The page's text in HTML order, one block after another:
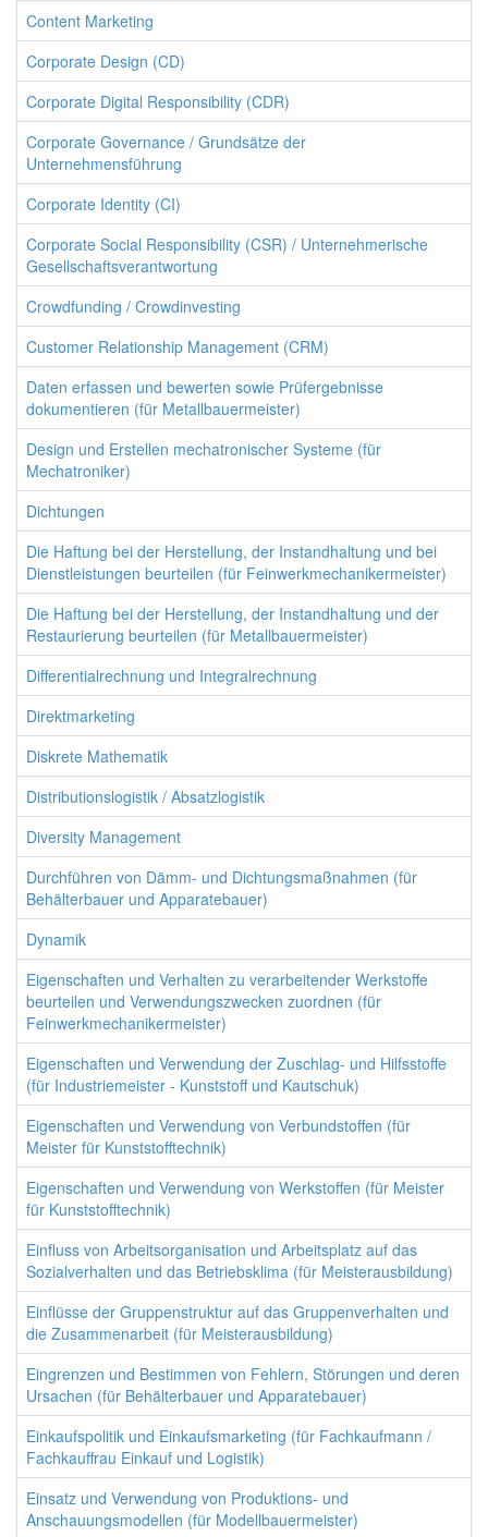
Content Marketing
Corporate Design (CD)
Corporate Digital Responsibility (CDR)
Corporate Governance / Grundsätze der
Unternehmensführung
Corporate Identity (CI)
Corporate Social Responsibility (CSR) / Unternehmerische
Gesellschaftsverantwortung
Crowdfunding / Crowdinvesting
Customer Relationship Management (CRM)
Daten erfassen und bewerten sowie Prüfergebnisse
dokumentieren (für Metallbauermeister)
Design und Erstellen mechatronischer Systeme (für
Mechatroniker)
Dichtungen
Die Haftung bei der Herstellung, der Instandhaltung und bei
Dienstleistungen beurteilen (für Feinwerkmechanikermeister)
Die Haftung bei der Herstellung, der Instandhaltung und der
Restaurierung beurteilen (für Metallbauermeister)
Differentialrechnung und Integralrechnung
Direktmarketing
Diskrete Mathematik
Distributionslogistik / Absatzlogistik
Diversity Management
Durchführen von Dämm- und Dichtungsmaßnahmen (für
Behälterbauer und Apparatebauer)
Dynamik
Eigenschaften und Verhalten zu verarbeitender Werkstoffe
beurteilen und Verwendungszwecken zuordnen (für
Feinwerkmechanikermeister)
Eigenschaften und Verwendung der Zuschlag- und Hilfsstoffe
(für Industriemeister - Kunststoff und Kautschuk)
Eigenschaften und Verwendung von Verbundstoffen (für
Meister für Kunststofftechnik)
Eigenschaften und Verwendung von Werkstoffen (für Meister
für Kunststofftechnik)
Einfluss von Arbeitsorganisation und Arbeitsplatz auf das
Sozialverhalten und das Betriebsklima (für Meisterausbildung)
Einflüsse der Gruppenstruktur auf das Gruppenverhalten und
die Zusammenarbeit (für Meisterausbildung)
Eingrenzen und Bestimmen von Fehlern, Störungen und deren
Ursachen (für Behälterbauer und Apparatebauer)
Einkaufspolitik und Einkaufsmarketing (für Fachkaufmann /
Fachkauffrau Einkauf und Logistik)
Einsatz und Verwendung von Produktions- und
Anschauungsmodellen (für Modellbauermeister)